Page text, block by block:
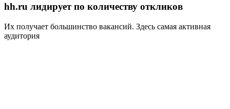
hh.ru лидирует по количеству откликов
Их получает большинство вакансий. Здесь самая активная
аудитория